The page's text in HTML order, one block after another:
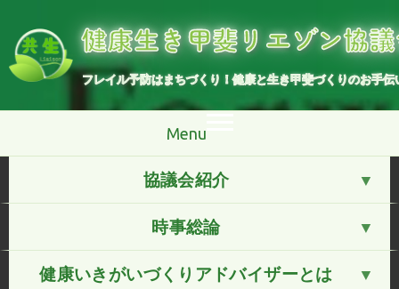
へ
健康生き甲斐リエゾン協
フレイル予防はまちづくり！健康と生き甲斐づくりのお手伝
Menu
協議会紹介
時事総論
健康いきがいづくりアドバイザーとは